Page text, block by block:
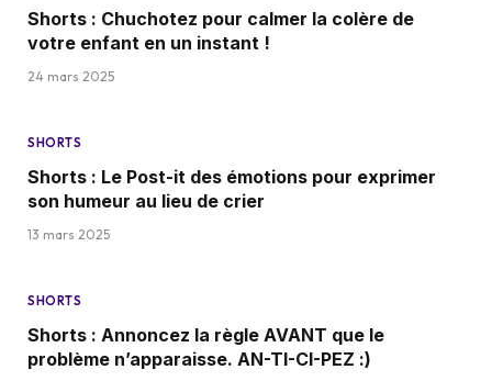
Shorts : Chuchotez pour calmer la colère de
votre enfant en un instant !
24 mars 2025
SHORTS
Shorts : Le Post-it des émotions pour exprimer
son humeur au lieu de crier
13 mars 2025
SHORTS
Shorts : Annoncez la règle AVANT que le
problème n’apparaisse. AN-TI-CI-PEZ :)